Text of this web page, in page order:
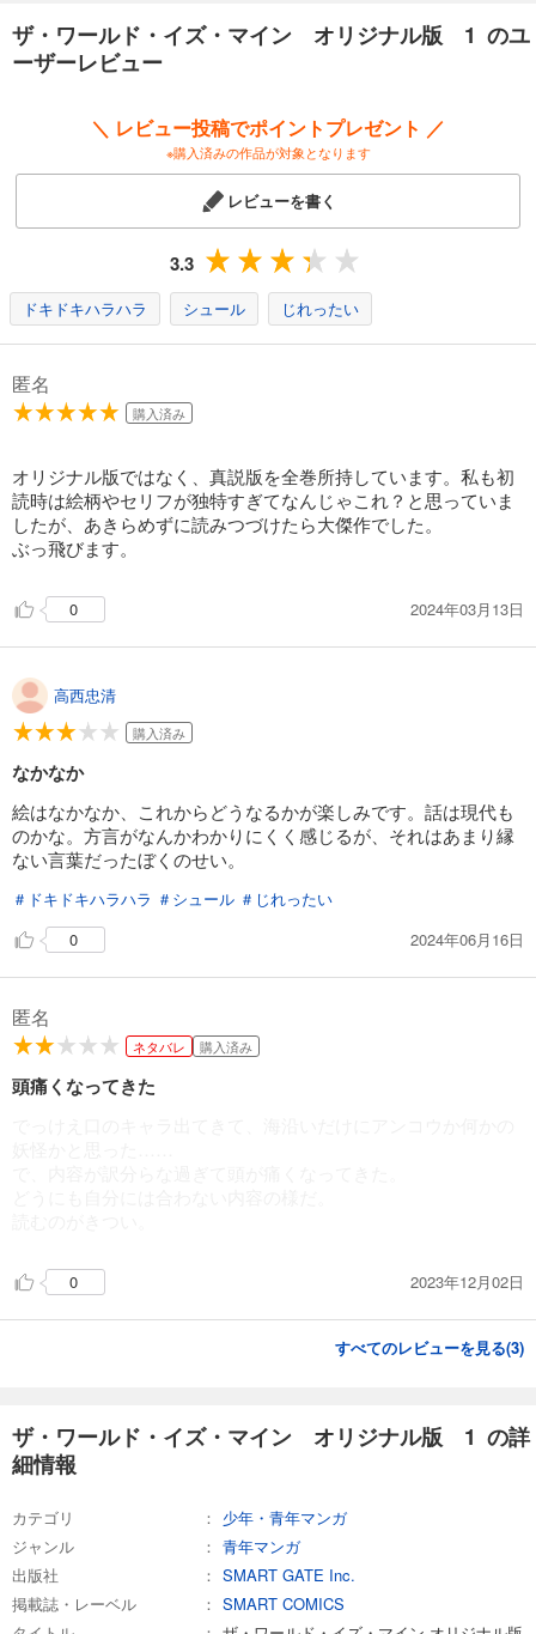
完結
カート
ザ・ワールド・イズ・マイン オリジナル版 13
550円 (税込)
あらすじを表示する
ザ・ワールド・イズ・マイン オリジナル版 14
550
ザ・ワールド・イズ・マイン オリジナル版 1 のユ
ーザーレビュー
＼ レビュー投稿でポイントプレゼント ／
※購入済みの作品が対象となります
レビューを書く
3.3
ドキドキハラハラ シュール じれったい
匿名
購入済み
オリジナル版ではなく、真説版を全巻所持しています。私も初
読時は絵柄やセリフが独特すぎてなんじゃこれ？と思っていま
したが、あきらめずに読みつづけたら大傑作でした。
ぶっ飛びます。
0 2024年03月13日
高西忠清
購入済み
なかなか
絵はなかなか、これからどうなるかが楽しみです。話は現代も
のかな。方言がなんかわかりにくく感じるが、それはあまり縁
ない言葉だったぼくのせい。
＃ドキドキハラハラ ＃シュール ＃じれったい
0
2024年06月16日
匿名
ネタバレ 購入済み
頭痛くなってきた
0 2023年12月02日
すべてのレビューを見る(3)
ザ・ワールド・イズ・マイン オリジナル版 1 の詳
細情報
カテゴリ
少年・青年マンガ
ジャンル
青年マンガ
出版社
SMART GATE Inc.
掲載誌・レーベル
SMART COMICS